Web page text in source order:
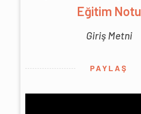
Eğitim Notu
Giriş Metni
PAYLAŞ